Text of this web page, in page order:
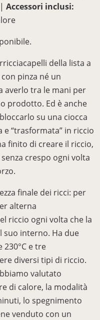
Accessori inclusi:
della lista a
pinza né un
averlo tra le mani per
prodotto. Ed è anche
su una ciocca
e “trasformata” in riccio
finito di creare il riccio,
crespo ogni volta
finale dei ricci: per
alterna
riccio ogni volta che la
suo interno. Ha due
230°C e tre
diversi tipi di riccio.
valutato
di calore, la modalità
lo spegnimento
venduto con un